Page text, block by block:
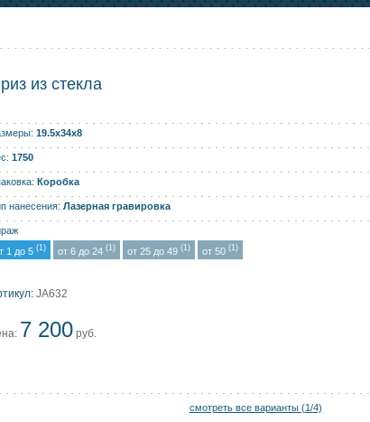
из стекла
19.5х34х8
1750
Коробка
нанесения: Лазерная гравировка
1 до 5 (1) от 6 до 24 (1) от 25 до 49 (1) от 50 (1)
JA632
7 200 руб.
смотреть все варианты (1/4)